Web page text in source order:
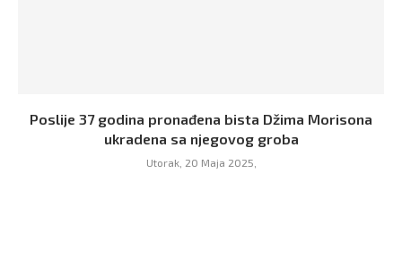
Poslije 37 godina pronađena bista Džima Morisona
ukradena sa njegovog groba
Utorak, 20 Maja 2025,